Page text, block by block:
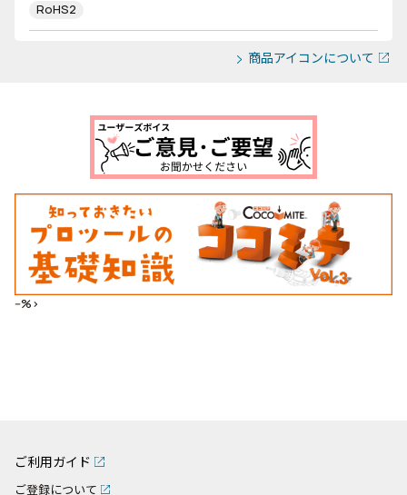
RoHS2
商品アイコンについて
--%>
ご利用ガイド
ご登録について